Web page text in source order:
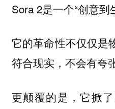
Sora 2是一个“创意到
它的革命性不仅仅是
符合现实，不会有夸
更颠覆的是，它掀